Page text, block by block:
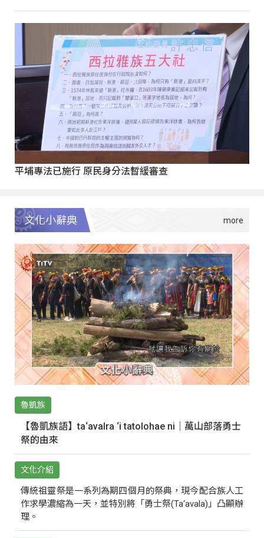
平埔專法已施行 原民身分法暫緩審查
文化小辭典
魯凱族
【魯凱族語】ta‘avalra ‘i tatolohae ni｜萬山部落勇士
祭的由來
文化介紹
傳統祖靈祭是一系列為期四個月的祭典，現今配合族人工
作求學濃縮為一天，並特別將「勇士祭(Ta‘avala)」凸顯辦
理。